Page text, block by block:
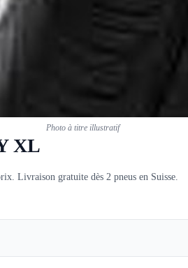
Photo à titre illustratif
XL
Livraison gratuite dès 2 pneus en Suisse.